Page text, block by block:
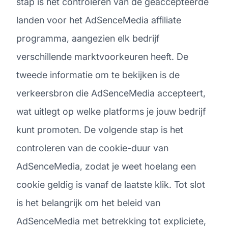
landen voor het AdSenceMedia affiliate
programma, aangezien elk bedrijf
verschillende marktvoorkeuren heeft. De
tweede informatie om te bekijken is de
verkeersbron die AdSenceMedia accepteert,
wat uitlegt op welke platforms je jouw bedrijf
kunt promoten. De volgende stap is het
controleren van de cookie-duur van
AdSenceMedia, zodat je weet hoelang een
cookie geldig is vanaf de laatste klik. Tot slot
is het belangrijk om het beleid van
AdSenceMedia met betrekking tot expliciete,